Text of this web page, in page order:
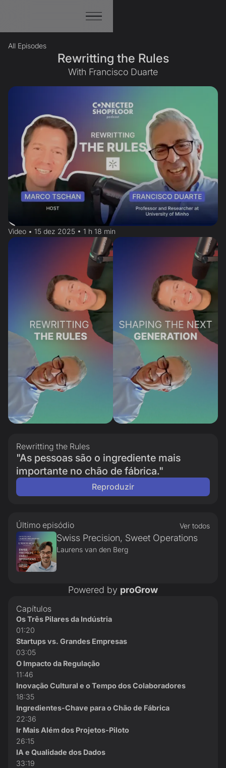
All Episodes
Rewritting the Rules
With Francisco Duarte
Video • 15 dez 2025 • 1 h 18 min
Rewritting the Rules
"As pessoas são o ingrediente mais
importante no chão de fábrica."
Reproduzir
Último episódio Ver todos
Swiss Precision, Sweet Operations
Laurens van den Berg
Powered by proGrow
Capítulos
Os Três Pilares da Indústria
01:20
Startups vs. Grandes Empresas
03:05
O Impacto da Regulação
11:46
Inovação Cultural e o Tempo dos Colaboradores
18:35
Ingredientes-Chave para o Chão de Fábrica
22:36
Ir Mais Além dos Projetos-Piloto
26:15
IA e Qualidade dos Dados
33:19